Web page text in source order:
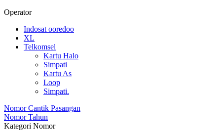
Operator
Indosat ooredoo
XL
Telkomsel
Kartu Halo
Simpati
Kartu As
Loop
Simpati.
Nomor Cantik Pasangan
Nomor Tahun
Kategori Nomor